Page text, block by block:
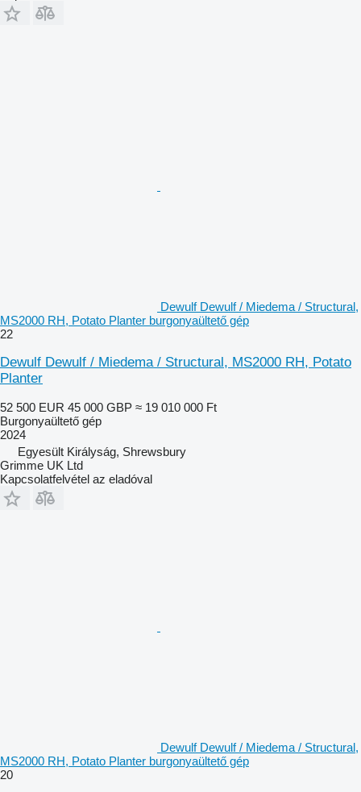
Dewulf Dewulf / Miedema / Structural,
MS2000 RH, Potato Planter burgonyaültető gép
22
Dewulf Dewulf / Miedema / Structural, MS2000 RH, Potato
Planter
52 500 EUR 45 000 GBP ≈ 19 010 000 Ft
Burgonyaültető gép
2024
Egyesült Királyság, Shrewsbury
Grimme UK Ltd
Kapcsolatfelvétel az eladóval
Dewulf Dewulf / Miedema / Structural,
MS2000 RH, Potato Planter burgonyaültető gép
20